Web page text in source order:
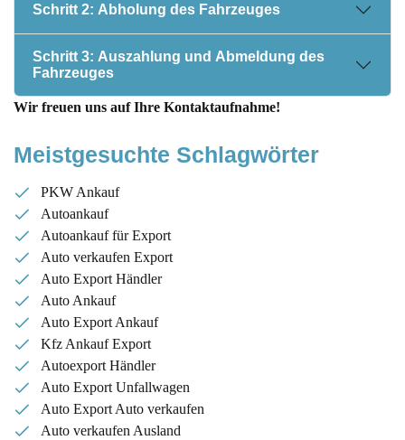
Schritt 2: Abholung des Fahrzeuges
Schritt 3: Auszahlung und Abmeldung des
Fahrzeuges
Wir freuen uns auf Ihre Kontaktaufnahme!
Meistgesuchte Schlagwörter
PKW Ankauf
Autoankauf
Autoankauf für Export
Auto verkaufen Export
Auto Export Händler
Auto Ankauf
Auto Export Ankauf
Kfz Ankauf Export
Autoexport Händler
Auto Export Unfallwagen
Auto Export Auto verkaufen
Auto verkaufen Ausland